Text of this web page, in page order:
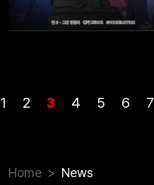
1 2 3 4 5 6 7
Home News